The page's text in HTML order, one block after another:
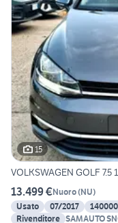
15
VOLKSWAGEN GOLF 7.5
13.499 €Nuoro(NU)
Usato
07/2017
Rivenditore SAMAUTO